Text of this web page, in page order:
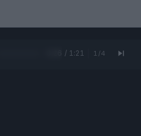
0:27 / 1:21 1 /4